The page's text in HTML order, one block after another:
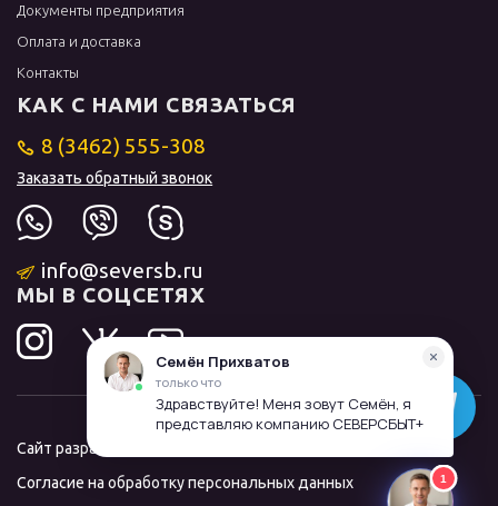
Документы предприятия
Оплата и доставка
Контакты
КАК С НАМИ СВЯЗАТЬСЯ
8 (3462) 555-308
Заказать обратный звонок
info@seversb.ru
МЫ В СОЦСЕТЯХ
Сайт разработал и продвинул
Согласие на обработку персональных данных